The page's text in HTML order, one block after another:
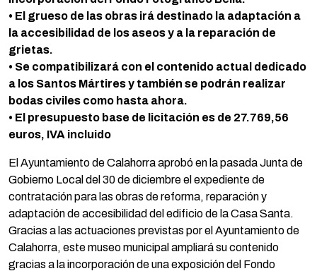
• El grueso de las obras irá destinado la adaptación a
la accesibilidad de los aseos y a la reparación de
grietas.
• Se compatibilizará con el contenido actual dedicado
a los Santos Mártires y también se podrán realizar
bodas civiles como hasta ahora.
• El presupuesto base de licitación es de 27.769,56
euros, IVA incluido
El Ayuntamiento de Calahorra aprobó en la pasada Junta de
Gobierno Local del 30 de diciembre el expediente de
contratación para las obras de reforma, reparación y
adaptación de accesibilidad del edificio de la Casa Santa.
Gracias a las actuaciones previstas por el Ayuntamiento de
Calahorra, este museo municipal ampliará su contenido
gracias a la incorporación de una exposición del Fondo